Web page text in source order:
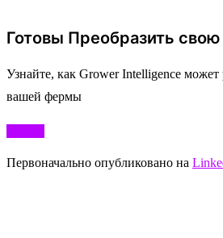
Готовы Преобразить
Узнайте, как Grower Intelligence может
вашей фермы
Первоначально опубликовано на